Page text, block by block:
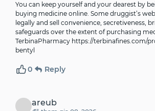
You can keep yourself and your dearest by
buying medicine online. Some druggist’s
legally and sell convenience, secretiveness,
safeguards over the extent of purchasing
TerbinaPharmacy https://terbinafines.com/
bentyl
0 Reply
areub